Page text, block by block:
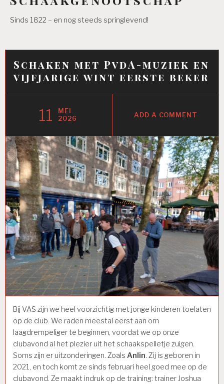
Sinds 1822 – en nog steeds springlevend!
Schaken met PvdA-muziek en
vijfjarige wint eerste beker
11
MEI
2026
ADD A COMMENT
Bij VAS zijn we heel voorzichtig met jonge kinderen toelaten
op de club. We raden meestal eerst aan om
laagdrempeliger te beginnen, voordat we op onze
clubavond al het plezier uit het schaakspelletje zuigen.
Soms zijn er uitzonderingen. Zoals Anlin. Zij is geboren in
2021, en toch komt ze sinds februari heel goed mee op de
clubavond. Ze maakt indruk op de training: trainer Joshua